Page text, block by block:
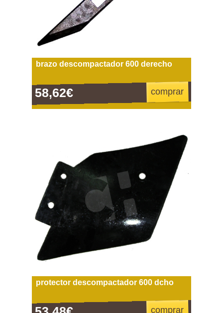
brazo descompactador 600 derecho
58,62€ comprar
protector descompactador 600 dcho
comprar